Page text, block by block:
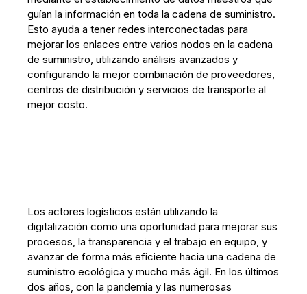
guían la información en toda la cadena de suministro.
Esto ayuda a tener redes interconectadas para
mejorar los enlaces entre varios nodos en la cadena
de suministro, utilizando análisis avanzados y
configurando la mejor combinación de proveedores,
centros de distribución y servicios de transporte al
mejor costo.
Los actores logísticos están utilizando la
digitalización como una oportunidad para mejorar sus
procesos, la transparencia y el trabajo en equipo, y
avanzar de forma más eficiente hacia una cadena de
suministro ecológica y mucho más ágil. En los últimos
dos años, con la pandemia y las numerosas